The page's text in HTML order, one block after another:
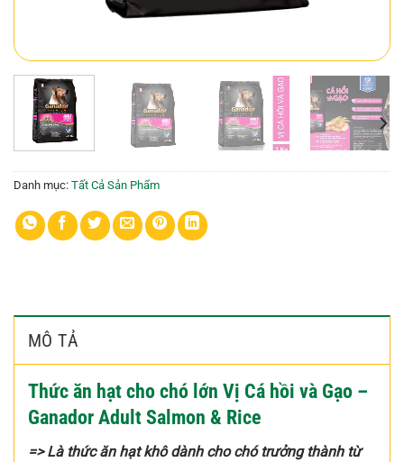
Danh mục: Tất Cả Sản Phẩm
MÔ TẢ
Thức ăn hạt cho chó lớn Vị Cá hồi và Gạo –
Ganador Adult Salmon & Rice
=> Là thức ăn hạt khô dành cho chó trưởng thành từ